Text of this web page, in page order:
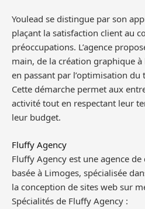
Youlead se distingue par son
plaçant la satisfaction client au
préoccupations. L’agence
main, de la création graphique
en passant par l’optimisation
Cette démarche permet aux
activité tout en respectant leur
leur budget.
Fluffy Agency
Fluffy Agency est une agence
basée à Limoges, spécialisée
la conception de sites web sur
Spécialités de Fluffy Agency :